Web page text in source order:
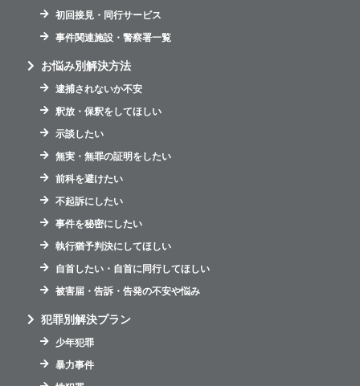
初回接見・同行サービス
事件関連施設・警察署一覧
お悩み別解決方法
逮捕されないか不安
釈放・保釈をしてほしい
示談したい
無実・無罪の証明をしたい
前科を避けたい
不起訴にしたい
事件を秘密にしたい
執行猶予判決にしてほしい
自首したい・自首に同行してほしい
被害届・告訴・告発の不安や悩み
犯罪別解決プラン
少年犯罪
暴力事件